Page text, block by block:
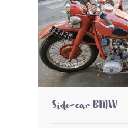
Side-car BMW